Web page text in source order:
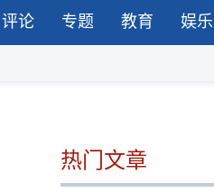
评论 专题 教育 娱乐
热门文章